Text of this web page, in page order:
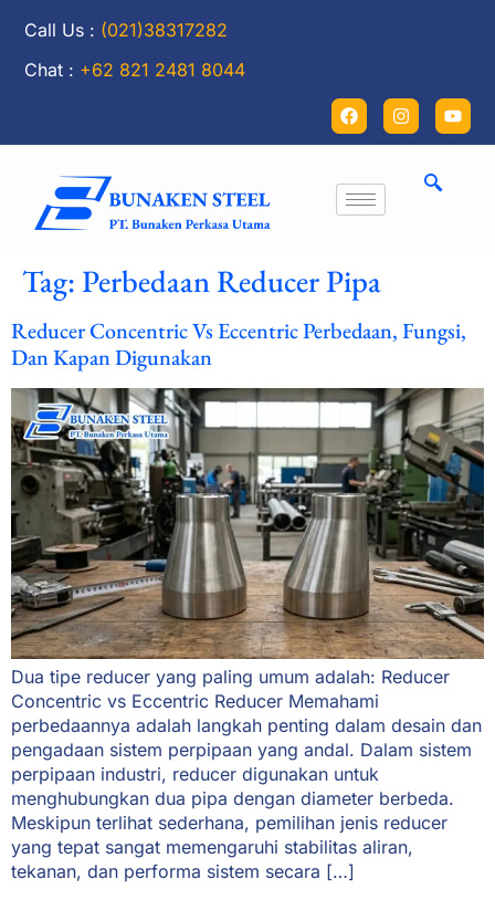
Call Us : (021)38317282
Chat : +62 821 2481 8044
Tag:Perbedaan Reducer Pipa
Reducer Concentric Vs Eccentric Perbedaan, Fungsi,
Dan Kapan Digunakan
Dua tipe reducer yang paling umum adalah: Reducer
Concentric vs Eccentric Reducer Memahami
perbedaannya adalah langkah penting dalam desain dan
pengadaan sistem perpipaan yang andal. Dalam sistem
perpipaan industri, reducer digunakan untuk
menghubungkan dua pipa dengan diameter berbeda.
Meskipun terlihat sederhana, pemilihan jenis reducer
yang tepat sangat memengaruhi stabilitas aliran,
tekanan, dan performa sistem secara […]